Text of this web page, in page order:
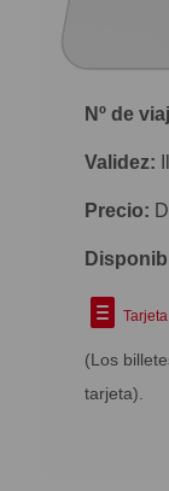
Nº de
Validez:
Precio:
(Los
tarjeta).